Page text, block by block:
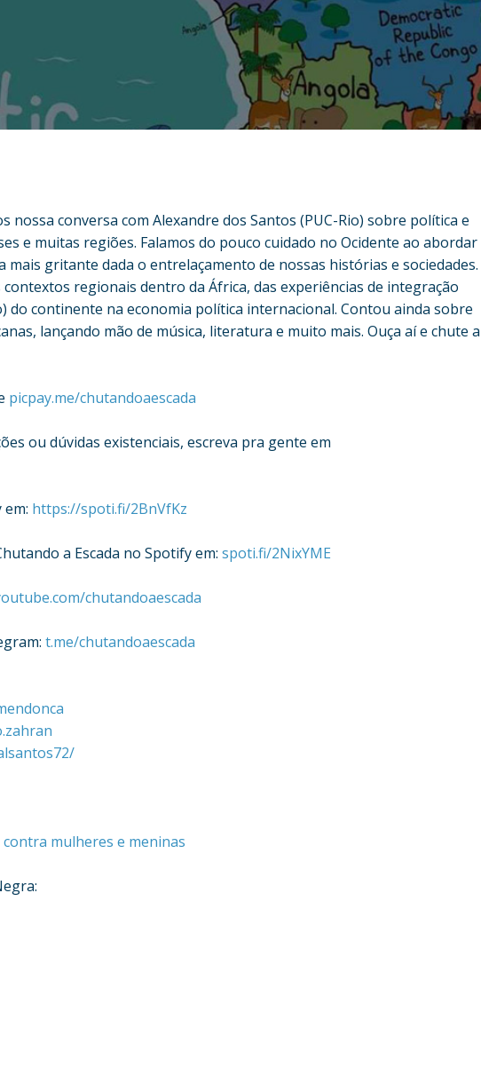
nossa conversa com Alexandre dos Santos (PUC-Rio) sobre política e
e muitas regiões. Falamos do pouco cuidado no Ocidente ao abordar
gritante dada o entrelaçamento de nossas histórias e sociedades.
regionais dentro da África, das experiências de integração
do continente na economia política internacional. Contou ainda sobre
lançando mão de música, literatura e muito mais. Ouça aí e chute a
picpay.me/chutandoaescada
ou dúvidas existenciais, escreva pra gente em
https://spoti.fi/2BnVfKz
a Escada no Spotify em: spoti.fi/2NixYME
chutandoaescada
t.me/chutandoaescada
mulheres e meninas